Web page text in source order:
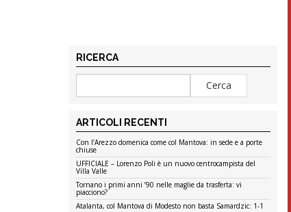
RICERCA
ARTICOLI RECENTI
Con l’Arezzo domenica come col Mantova: in sede e a porte
chiuse
UFFICIALE – Lorenzo Poli è un nuovo centrocampista del
Villa Valle
Tornano i primi anni ’90 nelle maglie da trasferta: vi
piacciono?
Atalanta, col Mantova di Modesto non basta Samardzic: 1-1